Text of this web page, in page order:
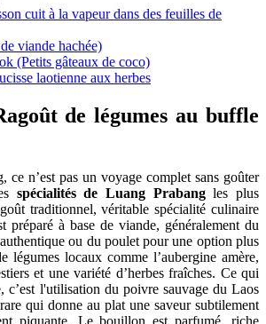
cuit à la vapeur dans des feuilles de
viande hachée)
(Petits gâteaux de coco)
laotienne aux herbes
de légumes au buffle
ce n’est pas un voyage complet sans goûter
spécialités de Luang Prabangles plus
traditionnel, véritable spécialité culinaire
préparé à base de viande, généralement du
ou du poulet pour une option plus
légumes locaux comme l’aubergine amère,
et une variété d’herbes fraîches. Ce qui
c’est l'utilisation du poivre sauvage du Laos
qui donne au plat une saveur subtilement
piquante. Le bouillon est parfumé, riche